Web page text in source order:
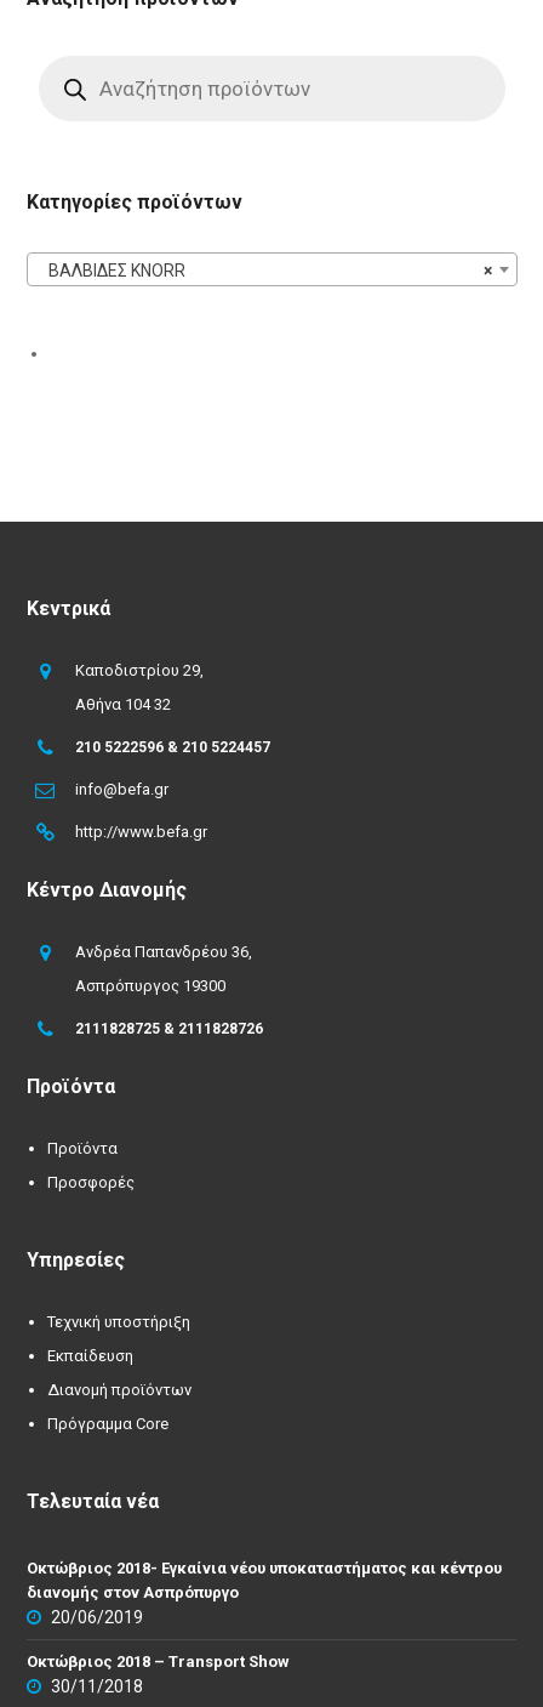
search
Κατηγορίες προϊόντων
×
ΒΑΛΒΙΔΕΣ KNORR
Κεντρικά
Καποδιστρίου 29,
Αθήνα 104 32
210 5222596 & 210 5224457
info@befa.gr
http://www.befa.gr
Κέντρο Διανομής
Ανδρέα Παπανδρέου 36,
Ασπρόπυργος 19300
2111828725 & 2111828726
Προϊόντα
Προϊόντα
Προσφορές
Υπηρεσίες
Τεχνική υποστήριξη
Εκπαίδευση
Διανομή προϊόντων
Πρόγραμμα Core
Τελευταία νέα
Οκτώβριος 2018- Εγκαίνια νέου υποκαταστήματος και κέντρου
διανομής στον Ασπρόπυργο
20/06/2019
Οκτώβριος 2018 – Transport Show
30/11/2018